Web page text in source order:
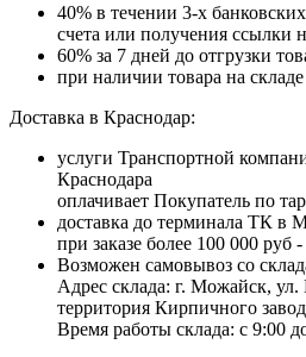
40% в течении 3-х
счета или получения ссылки
60% за 7 дней до отгрузки
при наличии товара на
Доставка в Краснодар:
услуги Транспортной
Краснодара
оплачивает Покупатель по
доставка до терминала ТК в
при заказе более 100 000 руб
Возможен самовывоз со
Адрес склада: г. Можайск,
территория Кирпичного
Время работы склада: с 9:00